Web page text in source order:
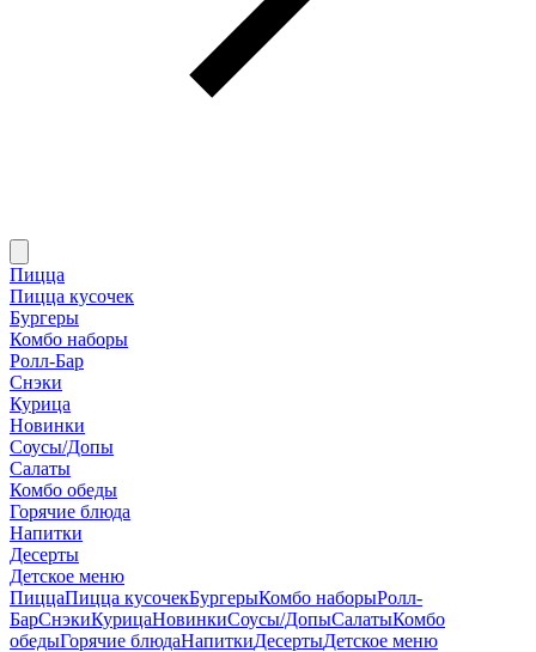
Пицца
Пицца кусочек
Бургеры
Комбо наборы
Ролл-Бар
Снэки
Курица
Новинки
Соусы/Допы
Салаты
Комбо обеды
Горячие блюда
Напитки
Десерты
Детское меню
ПиццаПицца кусочекБургерыКомбо наборыРолл-
БарСнэкиКурицаНовинкиСоусы/ДопыСалатыКомбо
обедыГорячие блюдаНапиткиДесертыДетское меню